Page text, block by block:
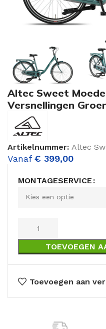
Altec Sweet
Versnellingen
Artikelnummer: Altec
Vanaf € 399,00
MONTAGESERVICE
TOEVOEGEN
Toevoegen aan